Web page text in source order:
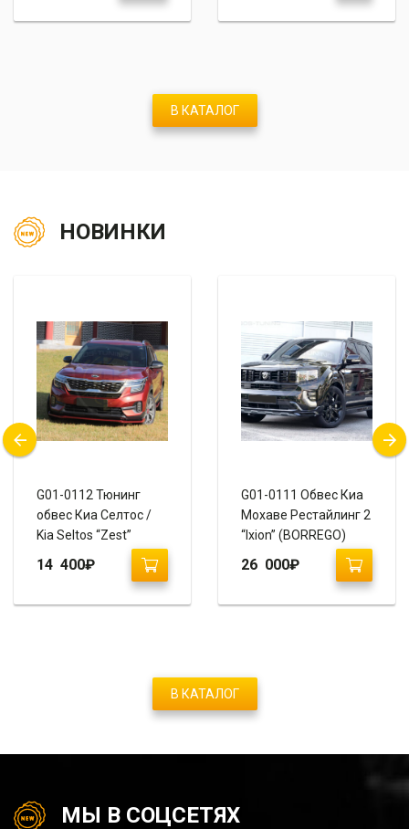
В КАТАЛОГ
НОВИНКИ
G01-0112 Тюнинг
обвес Киа Селтос /
Kia Seltos “Zest”
14 400₽
G01-0111 Обвес Киа
Мохаве Рестайлинг 2
“Ixion” (BORREGO)
26 000₽
В КАТАЛОГ
МЫ В СОЦСЕТЯХ